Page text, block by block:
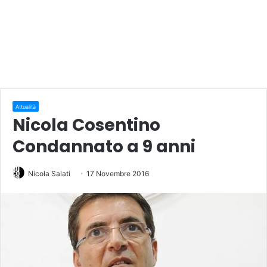
Attualità
Nicola Cosentino
Condannato a 9 anni
Nicola Salati 17 Novembre 2016